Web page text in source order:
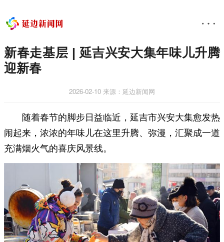
新春走基层 | 延吉兴安大集年味儿升腾
迎新春
2026-02-10 来源：延边新闻网
随着春节的脚步日益临近，延吉市兴安大集愈发热
闹起来，浓浓的年味儿在这里升腾、弥漫，汇聚成一道
充满烟火气的喜庆风景线。